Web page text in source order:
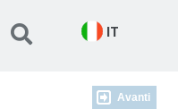
IT
Avanti